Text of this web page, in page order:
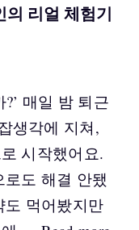
리얼 체험기
매일 밤 퇴근
생각에 지쳐,
시작했어요.
도 해결 안됐
도 먹어봤지만